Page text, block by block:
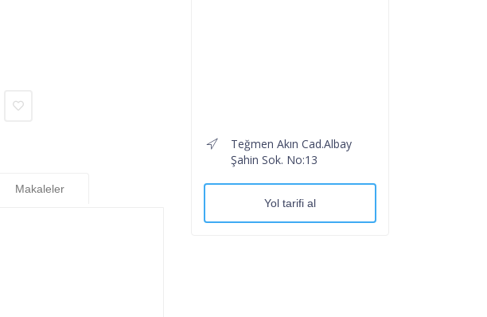
Makaleler
Teğmen Akın Cad.Albay
Şahin Sok. No:13
Yol tarifi al